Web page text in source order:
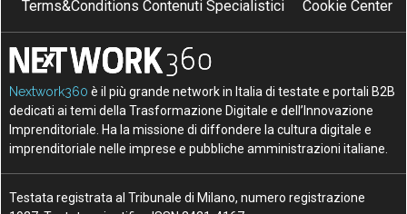
Terms&Conditions Contenuti Specialistici
Cookie Center
Nextwork360 è il più grande network in Italia di testate e portali B2B
dedicati ai temi della Trasformazione Digitale e dell’Innovazione
Imprenditoriale. Ha la missione di diffondere la cultura digitale e
imprenditoriale nelle imprese e pubbliche amministrazioni italiane.
Testata registrata al Tribunale di Milano, numero registrazione